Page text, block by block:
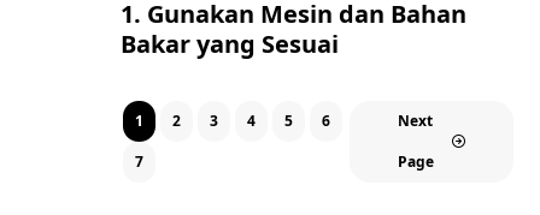
1. Gunakan Mesin dan Bahan
Bakar yang Sesuai
1 2 3 4 5
6
7
Next
Page